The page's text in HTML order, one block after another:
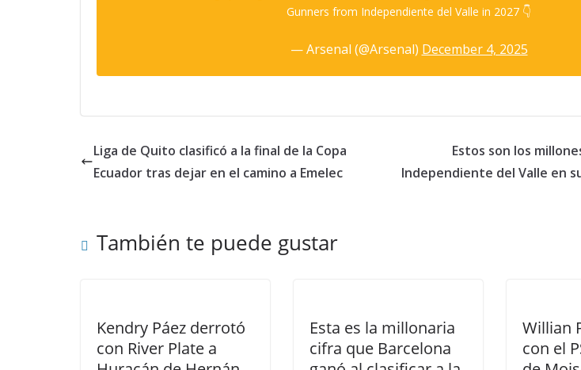
Gunners from Independiente del Valle in 2027 👇
— Arsenal (@Arsenal) December 4, 2025
Liga de Quito clasificó a la final de la Copa
Ecuador tras dejar en el camino a Emelec
Estos son los
Independiente del Valle en
También te puede gustar
Kendry Páez derrotó
con River Plate a
Esta es la millonaria
cifra que Barcelona
Willian
con el